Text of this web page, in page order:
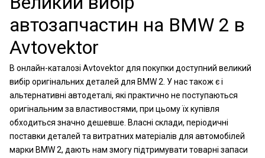
автозапчастин на BMW 2 в
Avtovektor
В онлайн-каталозі Avtovektor для покупки доступний великий
вибір оригінальних деталей для BMW 2. У нас також є і
альтернативні автодеталі, які практично не поступаються
оригінальним за властивостями, при цьому їх купівля
обходиться значно дешевше. Власні склади, періодичні
поставки деталей та витратних матеріалів для автомобілей
марки BMW 2, дають нам змогу підтримувати товарні запаси